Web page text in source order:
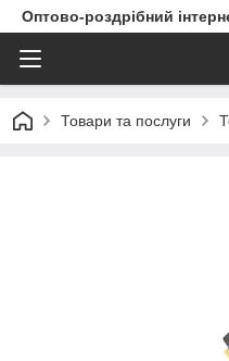
Оптово-роздрібний
Товари та послуги